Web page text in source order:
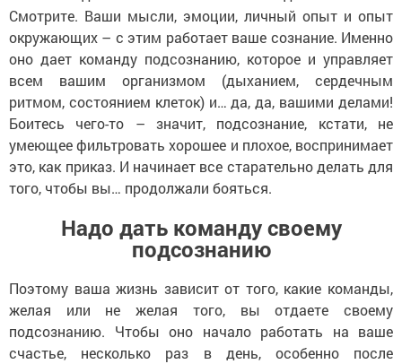
Смотрите. Ваши мысли, эмоции, личный опыт и опыт
окружающих – с этим работает ваше сознание. Именно
оно дает команду подсознанию, которое и управляет
всем вашим организмом (дыханием, сердечным
ритмом, состоянием клеток) и… да, да, вашими делами!
Боитесь чего-то – значит, подсознание, кстати, не
умеющее фильтровать хорошее и плохое, воспринимает
это, как приказ. И начинает все старательно делать для
того, чтобы вы… продолжали бояться.
Надо дать команду своему
подсознанию
Поэтому ваша жизнь зависит от того, какие команды,
желая или не желая того, вы отдаете своему
подсознанию. Чтобы оно начало работать на ваше
счастье, несколько раз в день, особенно после